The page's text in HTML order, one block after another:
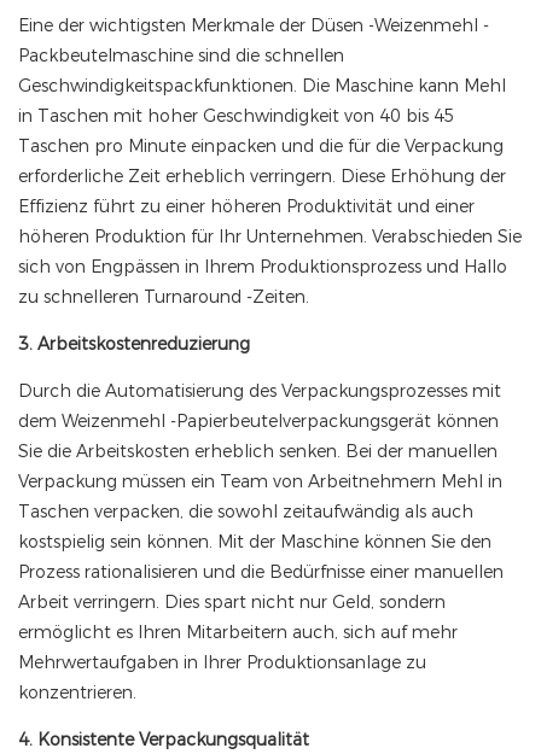
Eine der wichtigsten Merkmale der Düsen -Weizenmehl -
Packbeutelmaschine sind die schnellen
Geschwindigkeitspackfunktionen. Die Maschine kann Mehl
in Taschen mit hoher Geschwindigkeit von 40 bis 45
Taschen pro Minute einpacken und die für die Verpackung
erforderliche Zeit erheblich verringern. Diese Erhöhung der
Effizienz führt zu einer höheren Produktivität und einer
höheren Produktion für Ihr Unternehmen. Verabschieden Sie
sich von Engpässen in Ihrem Produktionsprozess und Hallo
zu schnelleren Turnaround -Zeiten.
3. Arbeitskostenreduzierung
Durch die Automatisierung des Verpackungsprozesses mit
dem Weizenmehl -Papierbeutelverpackungsgerät können
Sie die Arbeitskosten erheblich senken. Bei der manuellen
Verpackung müssen ein Team von Arbeitnehmern Mehl in
Taschen verpacken, die sowohl zeitaufwändig als auch
kostspielig sein können. Mit der Maschine können Sie den
Prozess rationalisieren und die Bedürfnisse einer manuellen
Arbeit verringern. Dies spart nicht nur Geld, sondern
ermöglicht es Ihren Mitarbeitern auch, sich auf mehr
Mehrwertaufgaben in Ihrer Produktionsanlage zu
konzentrieren.
4. Konsistente Verpackungsqualität